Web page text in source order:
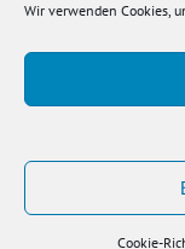
Wir verwenden Cookies,
Cookie-
Copyright 2012